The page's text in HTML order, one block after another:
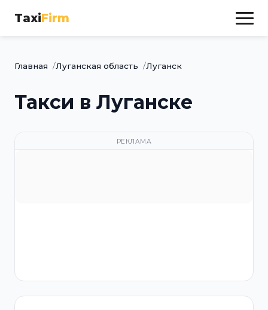
TaxiFirm
Главная Луганская область Луганск
Такси в Луганске
РЕКЛАМА